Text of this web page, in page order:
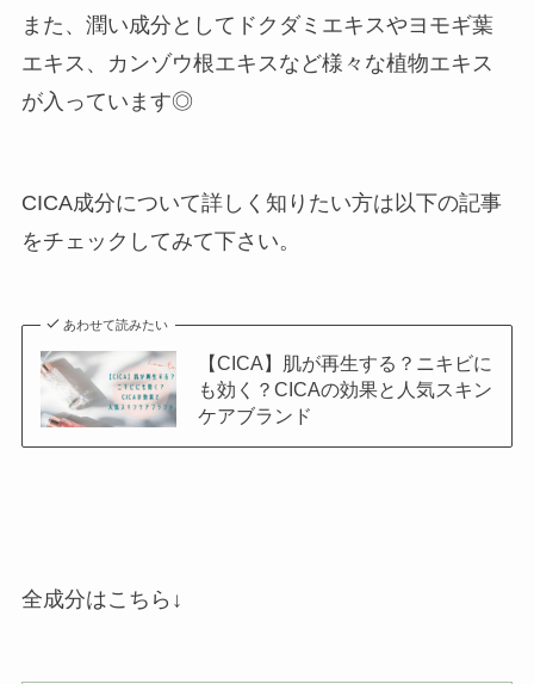
また、潤い成分としてドクダミエキスやヨモギ葉
エキス、カンゾウ根エキスなど様々な植物エキス
が入っています◎
CICA成分について詳しく知りたい方は以下の記事
をチェックしてみて下さい。
あわせて読みたい
【CICA】肌が再生する？ニキビに
も効く？CICAの効果と人気スキン
ケアブランド
全成分はこちら↓